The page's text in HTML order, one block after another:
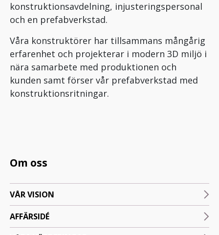
konstruktionsavdelning, injusteringspersonal
och en prefabverkstad.
Våra konstruktörer har tillsammans mångårig
erfarenhet och projekterar i modern 3D miljö i
nära samarbete med produktionen och
kunden samt förser vår prefabverkstad med
konstruktionsritningar.
Om oss
VÅR VISION
AFFÄRSIDÉ